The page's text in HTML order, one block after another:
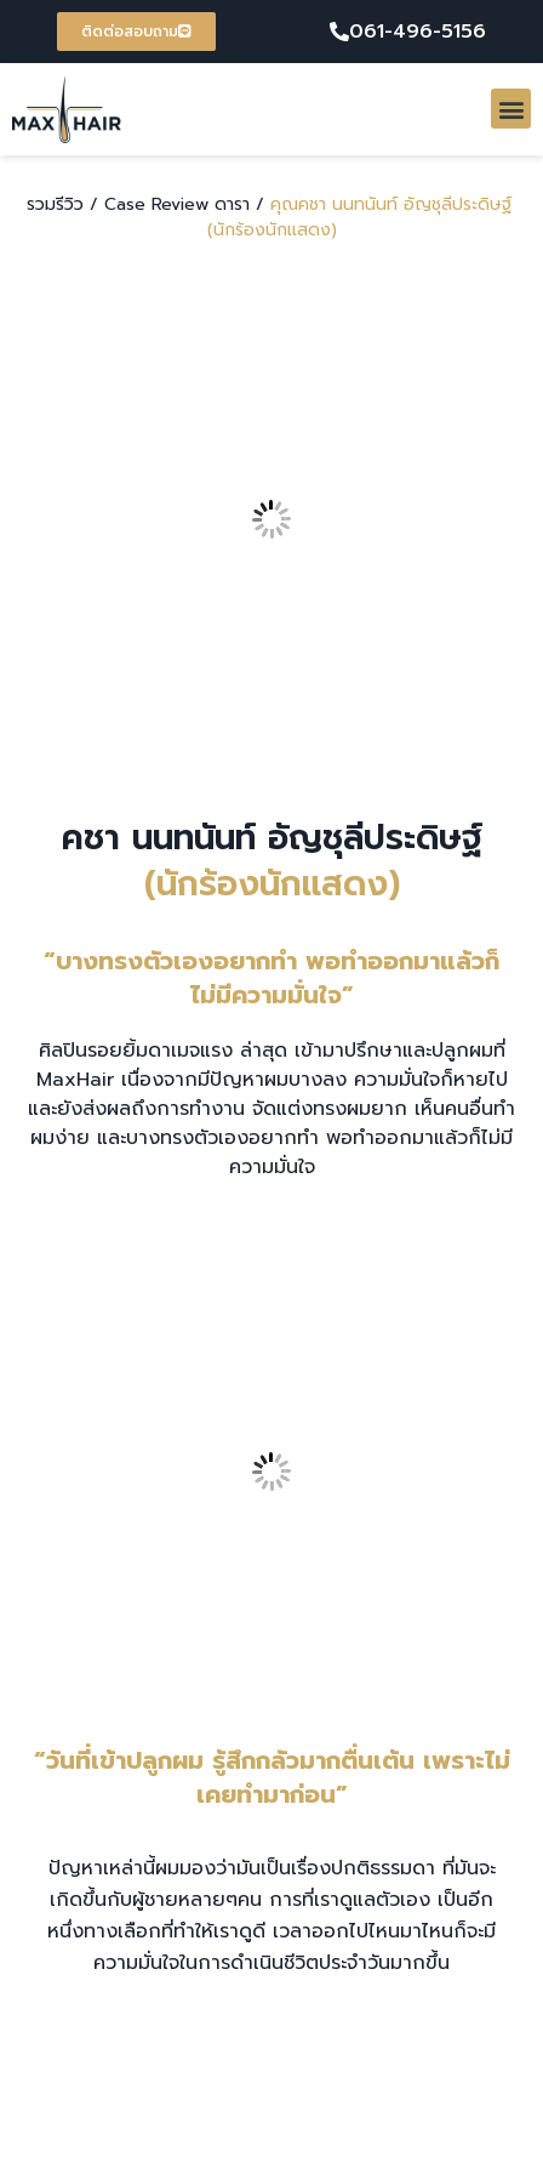
ติดต่อสอบถาม 061-496-5156
รวมรีวิว / Case Review ดารา / คุณคชา นนทนันท์ อัญชุลีประดิษฐ์
(นักร้องนักแสดง)
คชา นนทนันท์ อัญชุลีประดิษฐ์
(นักร้องนักแสดง)
“บางทรงตัวเองอยากทำ พอทำออกมาแล้วก็
ไม่มีความมั่นใจ”
ศิลปินรอยยิ้มดาเมจแรง ล่าสุด เข้ามาปรึกษาและปลูกผมที่
MaxHair เนื่องจากมีปัญหาผมบางลง ความมั่นใจก็หายไป
และยังส่งผลถึงการทำงาน จัดแต่งทรงผมยาก เห็นคนอื่นทำ
ผมง่าย และบางทรงตัวเองอยากทำ พอทำออกมาแล้วก็ไม่มี
ความมั่นใจ
“วันที่เข้าปลูกผม รู้สึกกลัวมากตื่นเต้น เพราะไม่
เคยทำมาก่อน”
ปัญหาเหล่านี้ผมมองว่ามันเป็นเรื่องปกติธรรมดา ที่มันจะ
เกิดขึ้นกับผู้ชายหลายๆคน การที่เราดูแลตัวเอง เป็นอีก
หนึ่งทางเลือกที่ทำให้เราดูดี เวลาออกไปไหนมาไหนก็จะมี
ความมั่นใจในการดำเนินชีวิตประจำวันมากขึ้น